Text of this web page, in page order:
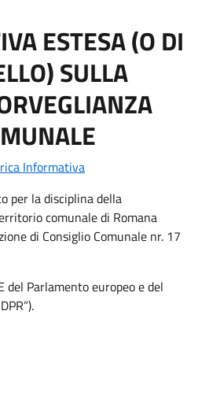
ESTESA (O DI
SULLA
Informativa
per la disciplina della
comunale di Romana
di Consiglio Comunale nr. 17
del Parlamento europeo e del